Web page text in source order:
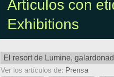
Artículos con
Exhibitions
El resort de Lumine,
Ver los artículos de: Prensa